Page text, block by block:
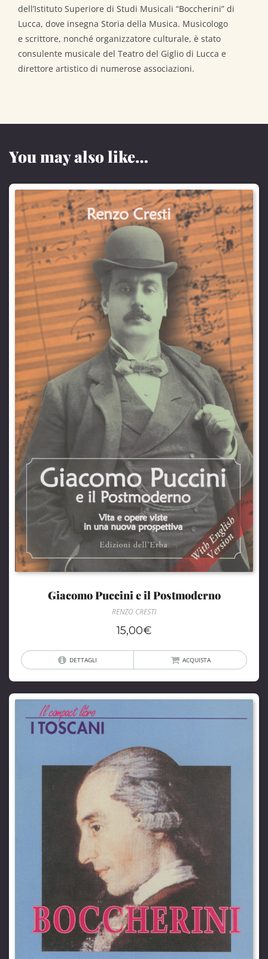
dell’Istituto Superiore di Studi Musicali “Boccherini” di
Lucca, dove insegna Storia della Musica. Musicologo
e scrittore, nonché organizzatore culturale, è stato
consulente musicale del Teatro del Giglio di Lucca e
direttore artistico di numerose associazioni.
You may also like…
Giacomo Puccini e il Postmoderno
RENZO CRESTI
15,00€
DETTAGLI ACQUISTA